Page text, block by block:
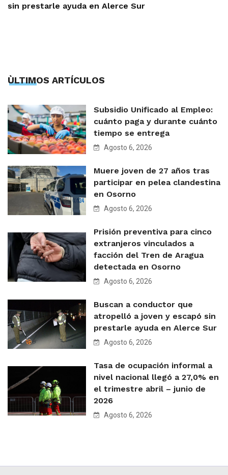
sin prestarle ayuda en Alerce Sur
ÙLTIMOS ARTÍCULOS
Subsidio Unificado al Empleo:
cuánto paga y durante cuánto
tiempo se entrega
Agosto 6, 2026
Muere joven de 27 años tras
participar en pelea clandestina
en Osorno
Agosto 6, 2026
Prisión preventiva para cinco
extranjeros vinculados a
facción del Tren de Aragua
detectada en Osorno
Agosto 6, 2026
Buscan a conductor que
atropelló a joven y escapó sin
prestarle ayuda en Alerce Sur
Agosto 6, 2026
Tasa de ocupación informal a
nivel nacional llegó a 27,0% en
el trimestre abril – junio de
2026
Agosto 6, 2026